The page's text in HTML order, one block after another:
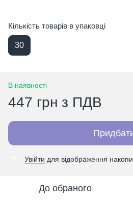
Кількість товарів в упаковці
30
В наявності
447 грн з ПДВ
Увійти для відображення
До обраного